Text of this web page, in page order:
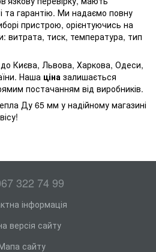
та гарантію. Ми надаємо повну
пристрою, орієнтуючись на
витрата, тиск, температура, тип
до Києва, Львова, Харкова, Одеси,
Наша ціна залишається
постачанням від виробників.
Ду 65 мм у надійному магазині
322 74 99
інформація
версія сайту
сайту